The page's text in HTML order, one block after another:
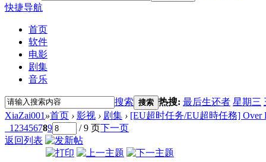
快捷导航
首页
软件
电影
剧集
音乐
搜索 搜索 热搜: 最后生还者 星期三
XiaZai001 »首页 › 影视 › 剧集 › [EU超时任务/EU超時任務] Over
1 23456789 / 9 页下一页
返回列表